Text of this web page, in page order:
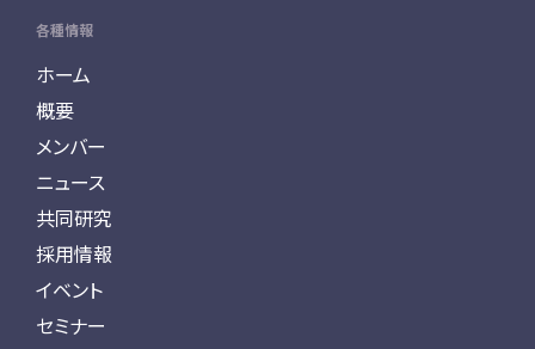
各種情報
ホーム
概要
メンバー
ニュース
共同研究
採用情報
イベント
セミナー